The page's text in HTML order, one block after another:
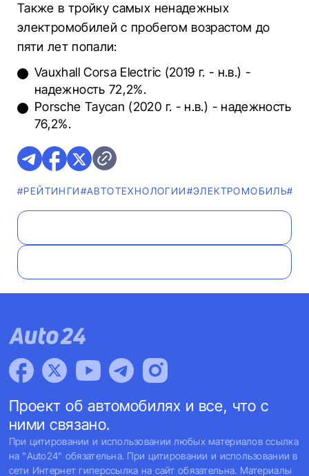
Также в тройку самых ненадежных
электромобилей с пробегом возрастом до
пяти лет попали:
Vauxhall Corsa Electric (2019 г. - н.в.) -
надежность 72,2%.
Porsche Taycan (2020 г. - н.в.) - надежность
76,2%.
#РЕЙТИНГИ#АВТОТЕХНОЛОГИИ#ЭЛЕКТРОМОБИЛЬ
Проект об автомобилях и все, что с
ними связано.
При цитировании и использовании любых материалов ссылка
на "Auto24" обязательна. При цитировании и использовании в
сети Интернет гиперссылка на сайт обязательна. Материалы